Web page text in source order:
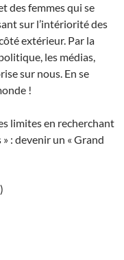
des femmes qui se
sur l’intériorité des
extérieur. Par la
les médias,
sur nous. En se
!
limites en recherchant
: devenir un « Grand